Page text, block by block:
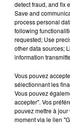
L’ASSE
PREMIÈRE
detect fraud, and fix
Save and
process personal
following
requested; Use
other data sources;
information
Vous pouvez
sélectionnant les
Vous pouvez
accepter". Vos
pouvez mettre à
moment via le lien